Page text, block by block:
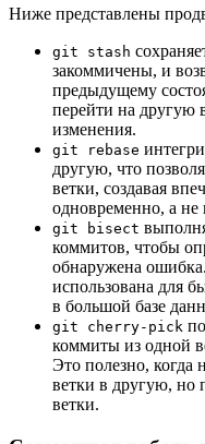
Ниже представлены
git stash
закоммичены, и
предыдущему
перейти на другую
изменения.
git rebase
другую, что
ветки, создавая
одновременно, а не
git bisect
коммитов, чтобы
обнаружена
использована для
в большой базе
git cherry-pick
коммиты из одной
Это полезно, когда
ветки в другую, но
ветки.